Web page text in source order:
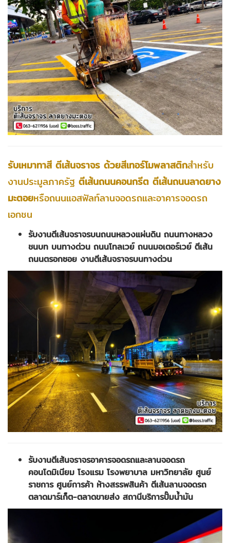
รับเหมาทาสี ตีเส้นจราจร ด้วยสีเทอร์โมพลาสติกสำหรับ
งานประมูลภาครัฐ ตีเส้นถนนคอนกรีต ตีเส้นถนนลาดยาง
มะตอยหรือถนนแอสฟัลท์ลานจอดรถและอาคารจอดรถ
เอกชน
รับงานตีเส้นจราจรบนถนนหลวงแผ่นดิน ถนนทางหลวง
ชนบท บนทางด่วน ถนนโทลเวย์ ถนนมอเตอร์เวย์ ตีเส้น
ถนนตรอกซอย งานตีเส้นจราจรบนทางด่วน
รับงานตีเส้นจราจรอาคารจอดรถและลานจอดรถ
คอนโดมิเนียม โรงแรม โรงพยาบาล มหาวิทยาลัย ศูนย์
ราชการ ศูนย์การค้า ห้างสรรพสินค้า ตีเส้นลานจอดรถ
ตลาดมาร์เก็ต-ตลาดขายส่ง สถานีบริการปั๊มน้ำมัน